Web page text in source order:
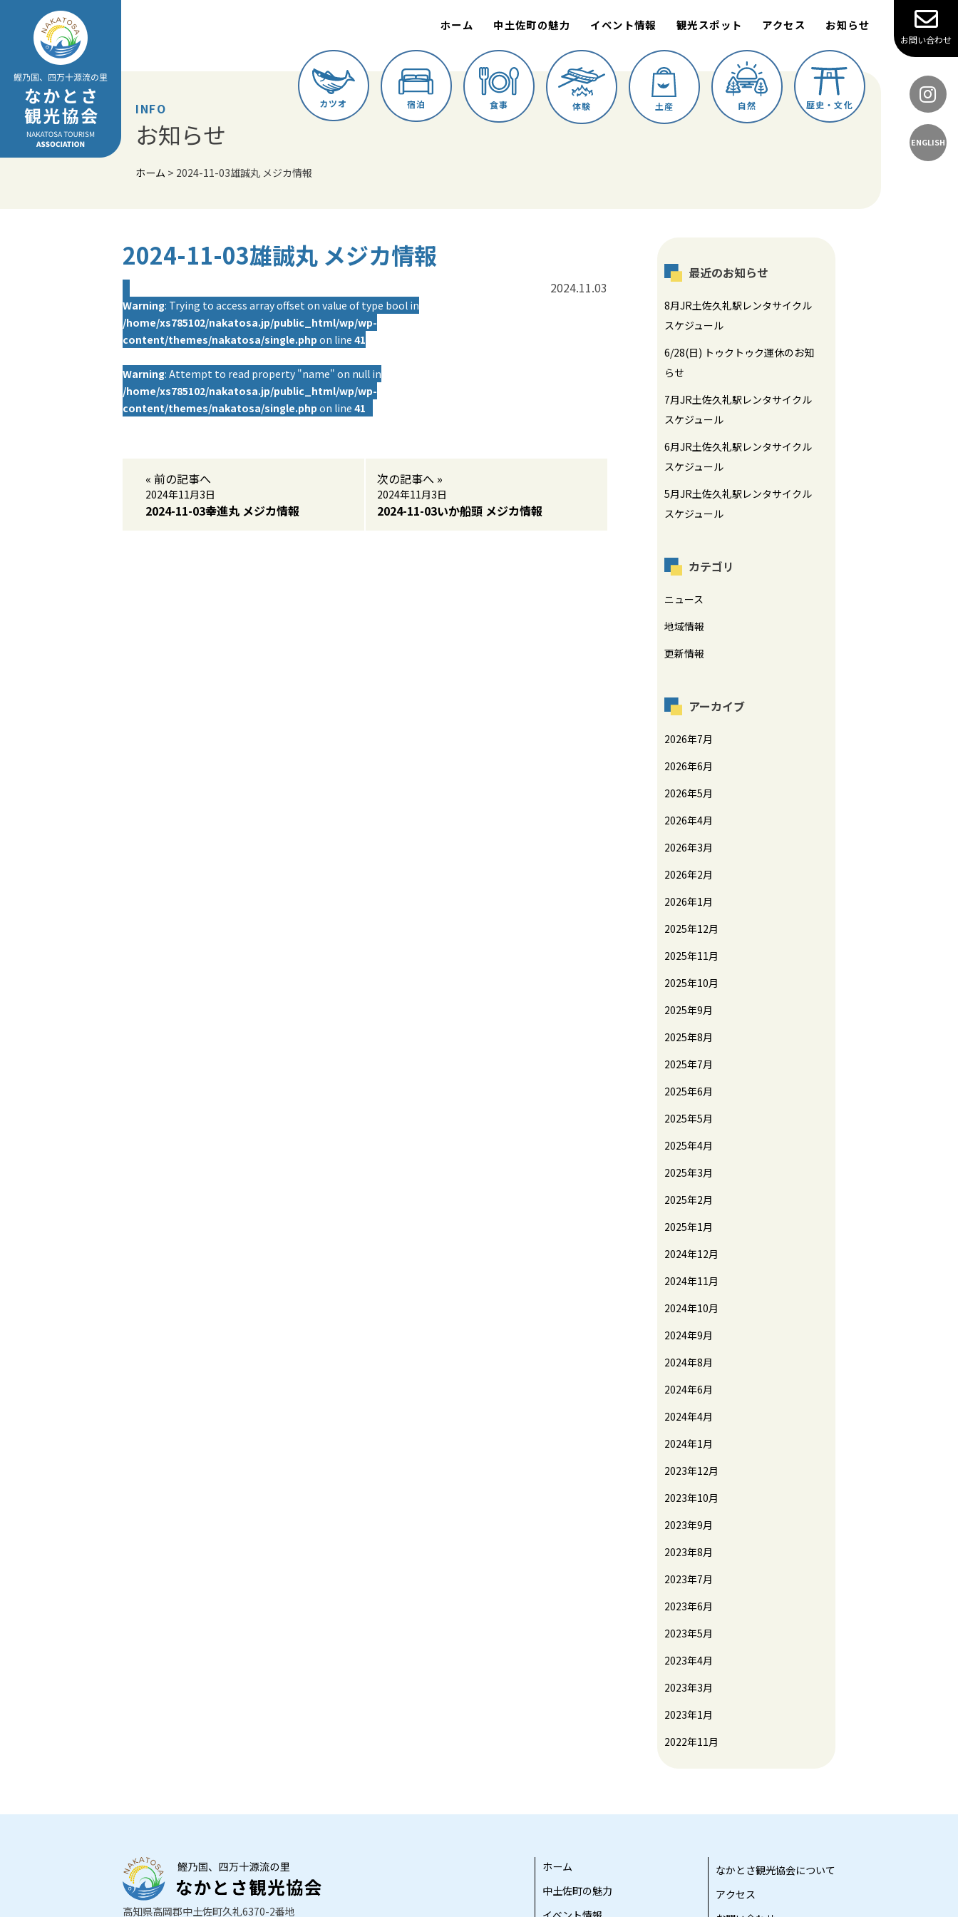
content
ホーム 中土佐町の魅力 イベント情報 観光スポット アクセス お知らせ
お問い合わせ
ENGLISH
カツオ 宿泊 食事 体験 土産 自然 歴史・文化
INFO
お知らせ
ホーム > 2024-11-03雄誠丸 メジカ情報
2024-11-03雄誠丸 メジカ情報
Warning: Trying to access array offset on value of type bool in
/home/xs785102/nakatosa.jp/public_html/wp/wp-
content/themes/nakatosa/single.php on line 41
Warning: Attempt to read property "name" on null in
/home/xs785102/nakatosa.jp/public_html/wp/wp-
content/themes/nakatosa/single.php on line 41
2024.11.03
« 前の記事へ
2024年11月3日
2024-11-03幸進丸 メジカ情報
次の記事へ »
2024年11月3日
2024-11-03いか船頭 メジカ情報
最近のお知らせ
8月JR土佐久礼駅レンタサイクル
スケジュール
6/28(日) トゥクトゥク運休のお知
らせ
7月JR土佐久礼駅レンタサイクル
スケジュール
6月JR土佐久礼駅レンタサイクル
スケジュール
5月JR土佐久礼駅レンタサイクル
スケジュール
カテゴリ
ニュース
地域情報
更新情報
アーカイブ
2026年7月
2026年6月
2026年5月
2026年4月
2026年3月
2026年2月
2026年1月
2025年12月
2025年11月
2025年10月
2025年9月
2025年8月
2025年7月
2025年6月
2025年5月
2025年4月
2025年3月
2025年2月
2025年1月
2024年12月
2024年11月
2024年10月
2024年9月
2024年8月
2024年6月
2024年4月
2024年1月
2023年12月
2023年10月
2023年9月
2023年8月
2023年7月
2023年6月
2023年5月
2023年4月
2023年3月
2023年1月
2022年11月
高知県高岡郡中土佐町久礼6370-2番地
ホーム
中土佐町の魅力
なかとさ観光協会について
アクセス